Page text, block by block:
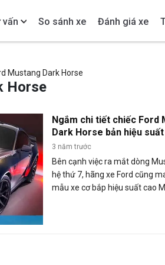
vấn So sánh xe Đánh giá xe
Mustang Dark Horse
Horse
Ngắm chi tiết chiếc Ford
Dark Horse bản hiệu
3 năm trước
Bên cạnh việc ra mắt dòng
hệ thứ 7, hãng xe Ford cũng
mẫu xe cơ bắp hiệu suất cao